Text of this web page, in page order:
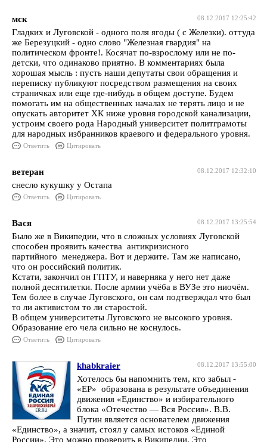
08.12.2017 12:25:42
мск
Гладких и Луговской - одного поля ягоды ( с Железки). оттуда
же Березуцкий - одно слово "Железная гвардия" на
политическом фронте!. Косячат по-взрослому или не по-
детски, что одинаково приятно. В комментариях была
хорошая мысль : пусть наши депутаты свои обращения и
переписку публикуют посредством размещения на своих
страничках или еще где-нибудь в общем доступе. Будем
помогать им на общественных началах не терять лицо и не
опускать авторитет ХК ниже уровня городской канализации,
устроим своего рода Народный университет политграмоты
для народных избранников краевого и федерального уровня.
Ответить Цитировать
08.12.2017 12:32:10
ветеран
снесло кукушку у Остапа
Ответить Цитировать
08.12.2017 13:25:54
Вася
Было же в Википедии, что в сложных условиях Луговской
способен проявить качества антикризисного
партийного менеджера. Вот и держите. Там же написано,
что он российский политик.
Кстати, закончил он ГПТУ, и наверняка у него нет даже
полной десятилетки. После армии учёба в ВУЗе это ниочём.
Тем более в случае Луговского, он сам подтверждал что был
то ли активистом то ли старостой.
В общем университеты Луговского не высокого уровня.
Образование его чела сильно не коснулось.
Ответить Цитировать
08.12.2017 13:55:00
khabkraier
Хотелось бы напомнить тем, кто забыл -
«ЕР» образована в результате объединения
движения «Единство» и избирательного
блока «Отечество — Вся Россия». В.В.
Путин является основателем движения
«Единство», а значит, стоял у самых истоков «Единой
России». Это можно проверить в Википедии. Это